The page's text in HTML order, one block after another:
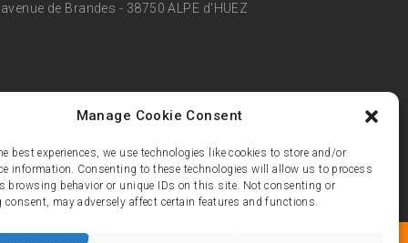
Manage Cookie Consent
best experiences, we use technologies like cookies to store and/or
information. Consenting to these technologies will allow us to process
browsing behavior or unique IDs on this site. Not consenting or
may adversely affect certain features and functions.
de Brandes - 38750 ALPE d'HUEZ